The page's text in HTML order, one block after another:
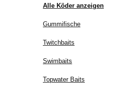
Alle Köder anzeigen
Gummifische
Twitchbaits
Swimbaits
Topwater Baits